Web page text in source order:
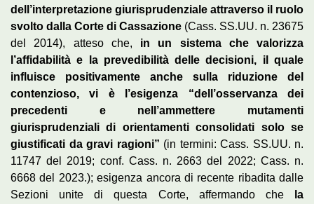
dell’interpretazione giurisprudenziale attraverso il ruolo
svolto dalla Corte di Cassazione (Cass. SS.UU. n. 23675
del 2014), atteso che, in un sistema che valorizza
l’affidabilità e la prevedibilità delle decisioni, il quale
influisce positivamente anche sulla riduzione del
contenzioso, vi è l’esigenza “dell’osservanza dei
precedenti e nell’ammettere mutamenti
giurisprudenziali di orientamenti consolidati solo se
giustificati da gravi ragioni” (in termini: Cass. SS.UU. n.
11747 del 2019; conf. Cass. n. 2663 del 2022; Cass. n.
6668 del 2023.); esigenza ancora di recente ribadita dalle
Sezioni unite di questa Corte, affermando che
la